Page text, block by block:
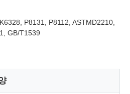
P8131, P8112, ASTMD2210,
GB/T1539